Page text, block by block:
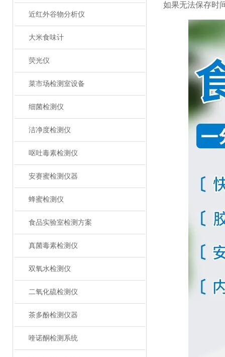
近红外谷物分析仪
大米食味计
荧光仪
菜市场检测室设备
细菌检测仪
洁净度检测仪
呕吐毒素检测仪
安赛蜜检测仪器
蜂蜜检测仪
食品实验室检测方案
真菌毒素检测仪
双氧水检测仪
二氧化硫检测仪
茶多酚检测仪器
喹诺酮检测系统
如果无法保存时